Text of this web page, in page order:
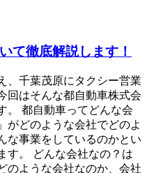
て徹底解説します！
、千葉茂原にタクシー営業
回はそんな都自動車株式会
。 都自動車ってどんな会
がどのような会社でどのよ
な事業をしているのかとい
す。 どんな会社なの？は
のような会社なのか、会社